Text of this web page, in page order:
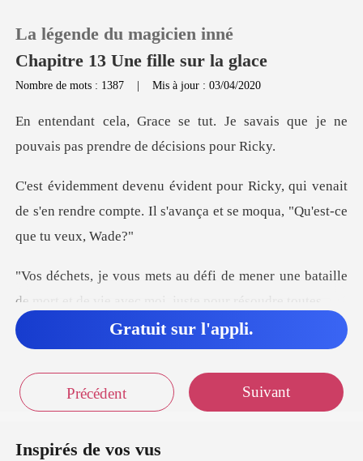
0
Historique
Télécharger l'appli
La légende du magicien inné
Chapitre 13 Une fille sur la glace
Nombre de mots : 1387 |Mis à jour : 03/04/2020
Je savais que je ne
pouvais pas
qui venait
de s'en rendre compte. Il s'avanç
mener une bataille
de mort et de vie
Gratuit sur l'appli.
Précédent Suivant
Inspirés de vos vus